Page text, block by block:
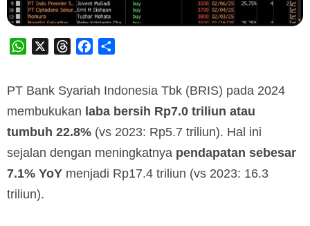
WhatsApp ThreadsFacebook
PT Bank Syariah Indonesia Tbk (BRIS) pada 2024
membukukan laba bersih Rp7.0 triliun atau
tumbuh 22.8% (vs 2023: Rp5.7 triliun). Hal ini
sejalan dengan meningkatnya pendapatan sebesar
7.1% YoY menjadi Rp17.4 triliun (vs 2023: 16.3
triliun).